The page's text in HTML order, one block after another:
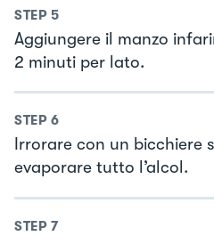
STEP 5
Aggiungere il manzo
2 minuti per lato.
STEP 6
Irrorare con un bicchiere
evaporare tutto l’alcol.
STEP 7